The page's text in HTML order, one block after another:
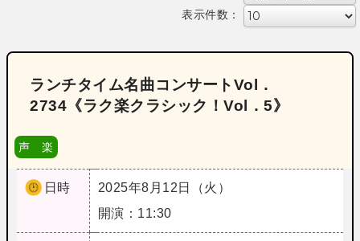
表示件数：
ランチタイム名曲コンサートVol．
2734《ラク楽クラシック！Vol．5》
声 楽
日時
2025年8月12日（火）
開演：11:30